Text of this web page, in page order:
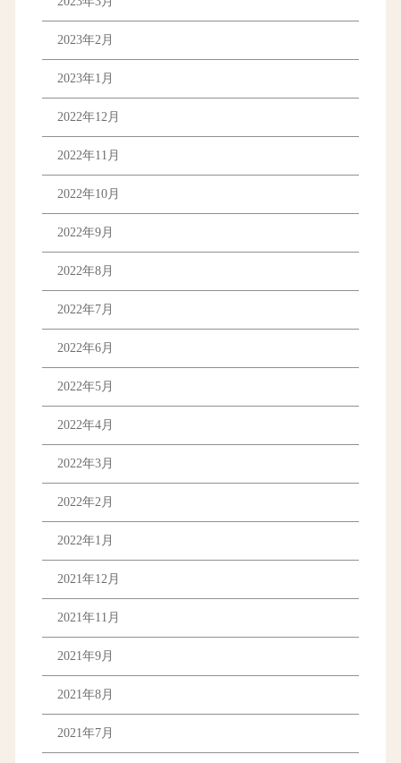
2023年2月
2023年1月
2022年12月
2022年11月
2022年10月
2022年9月
2022年8月
2022年7月
2022年6月
2022年5月
2022年4月
2022年3月
2022年2月
2022年1月
2021年12月
2021年11月
2021年9月
2021年8月
2021年7月